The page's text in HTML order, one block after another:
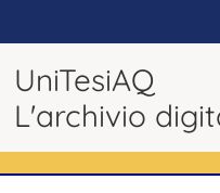
UniTesiAQ
L'archivio